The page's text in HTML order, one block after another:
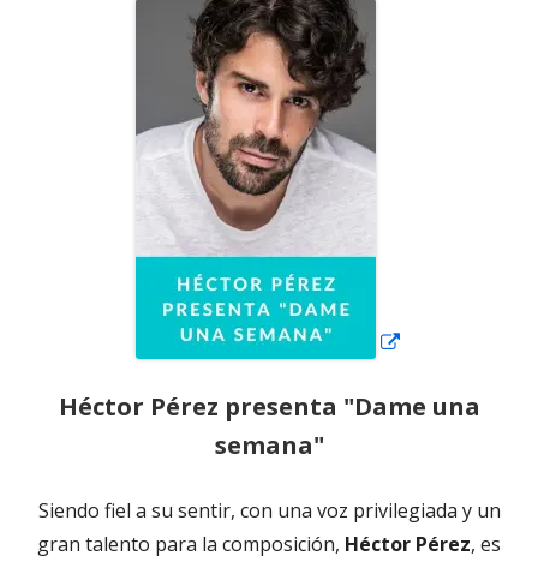
Héctor Pérez presenta "Dame una
semana"
Siendo fiel a su sentir, con una voz privilegiada y un
gran talento para la composición, Héctor Pérez, es